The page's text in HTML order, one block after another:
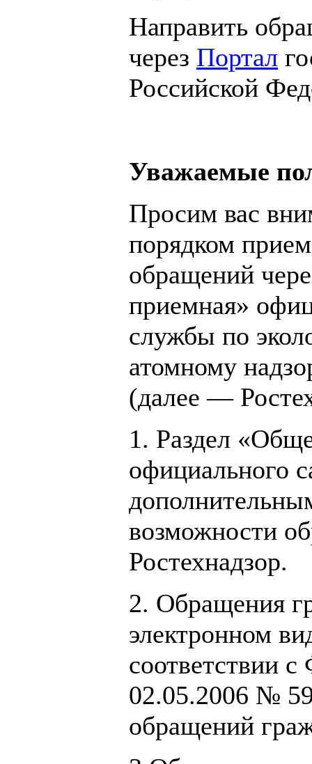
Направить
через Портал
Российской
Уважаемые
Просим вас
порядком
обращений
приемная»
службы по
атомному
(далее —
1. Раздел
официального
возможности
Ростехнадзор.
2. Обращения
электронном
соответствии
02.05.2006 №
обращений